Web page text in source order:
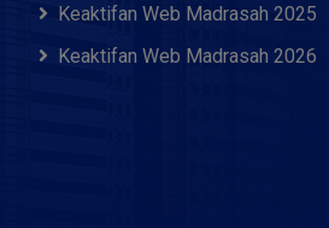
Keaktifan Web Madrasah 2025
Keaktifan Web Madrasah 2026